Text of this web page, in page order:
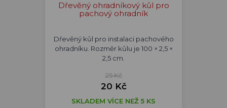
Dřevěný ohradníkový kůl pro
pachový ohradník
Dřevěný kůl pro instalaci pachového
ohradníku. Rozměr kůlu je 100 × 2,5 ×
2,5 cm.
25 Kč
20 Kč
SKLADEM VÍCE NEŽ 5 KS